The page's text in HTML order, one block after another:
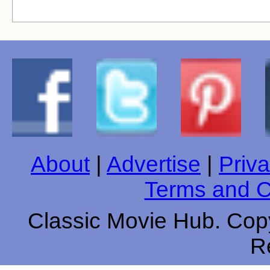
About | Advertise |
Terms and
Classic Movie Hub.